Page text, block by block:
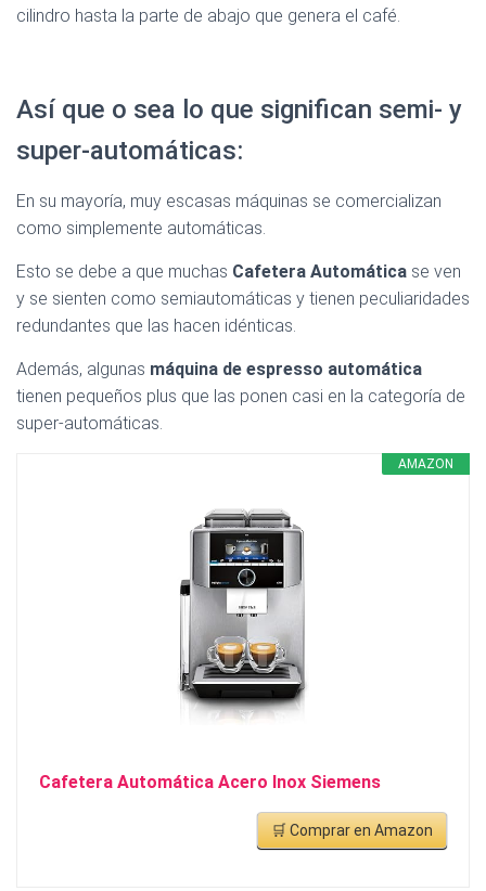
cilindro hasta la parte de abajo que genera el café.
Así que o sea lo que significan semi- y
super-automáticas:
En su mayoría, muy escasas máquinas se comercializan
como simplemente automáticas.
Esto se debe a que muchas Cafetera Automática se ven
y se sienten como semiautomáticas y tienen peculiaridades
redundantes que las hacen idénticas.
Además, algunas máquina de espresso automática
tienen pequeños plus que las ponen casi en la categoría de
super-automáticas.
AMAZON
Cafetera Automática Acero Inox Siemens
🛒 Comprar en Amazon